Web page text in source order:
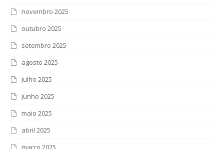
novembro 2025
outubro 2025
setembro 2025
agosto 2025
julho 2025
junho 2025
maio 2025
abril 2025
março 2025